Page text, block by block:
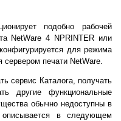
подобно рабочей
NetWare 4 NPRINTER или
для режима
сервером печати NetWare.
сервис Каталога, получать
другие функциональные
обычно недоступны в
в следующем